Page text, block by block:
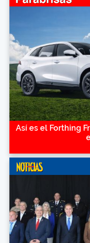
Así es el Forthing